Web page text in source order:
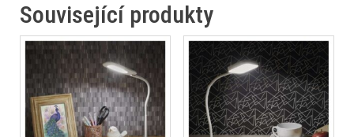
Související produkty